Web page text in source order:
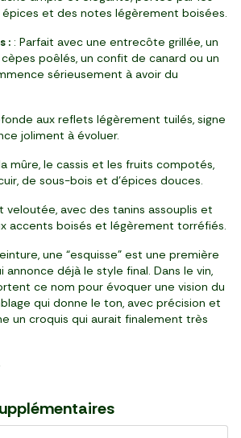
épices et des notes légèrement boisées.
: : Parfait avec une entrecôte grillée, un
cèpes poêlés, un confit de canard ou un
sérieusement à avoir du
aux reflets légèrement tuilés, signe
joliment à évoluer.
mûre, le cassis et les fruits compotés,
de sous-bois et d’épices douces.
veloutée, avec des tanins assouplis et
accents boisés et légèrement torréfiés.
une “esquisse” est une première
déjà le style final. Dans le vin,
ce nom pour évoquer une vision du
qui donne le ton, avec précision et
un croquis qui aurait finalement très